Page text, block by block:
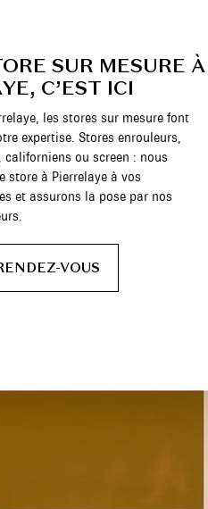
SUR MESURE À
C’EST ICI
les stores sur mesure font
expertise. Stores enrouleurs,
ou screen : nous
store à Pierrelaye à vos
et assurons la pose par nos
VOUS